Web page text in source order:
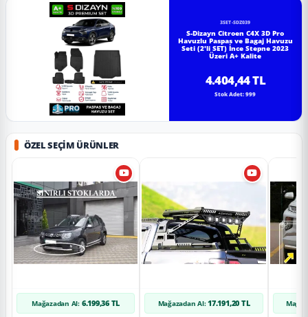
3SET-SDZ039
S-Dizayn Citroen C4X 3D Pro
Havuzlu Paspas ve Bagaj Havuzu
Seti (2'li SET) İnce Stepne 2023
Üzeri A+ Kalite
4.404,44 TL
Stok Adet: 999
ÖZEL SEÇIM ÜRÜNLER
Mağazadan Al: 6.199,36 TL Mağazadan Al: 17.191,20 TL